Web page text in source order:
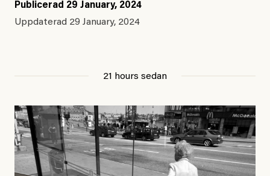
Publicerad 29 January, 2024
Uppdaterad 29 January, 2024
21 hours sedan